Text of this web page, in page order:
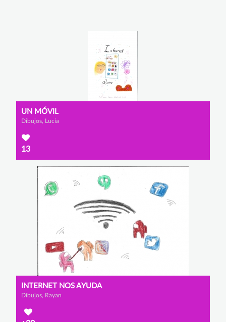
UN MÓVIL
Dibujos, Lucía
13
INTERNET NOS AYUDA
Dibujos, Rayan